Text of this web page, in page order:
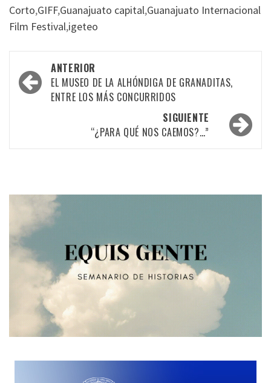
Corto,GIFF,Guanajuato capital,Guanajuato Internacional
Film Festival,igeteo
Navegación
por
ANTERIOR
EL MUSEO DE LA ALHÓNDIGA DE GRANADITAS,
ENTRE LOS MÁS CONCURRIDOS
SIGUIENTE
“¿PARA QUÉ NOS CAEMOS?…”